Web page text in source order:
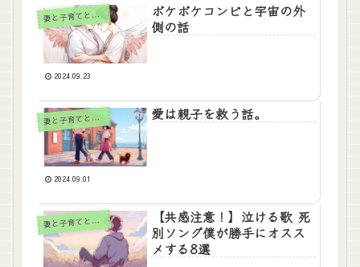
妻
と子育てと自分と
ボケボケコンビと宇宙の外
側の話
2024.09.23
妻
と子育てと自分と 愛は親子を救う話。
2024.09.01
妻
と子育てと自分と
【共感注意！】泣ける歌 死
別ソング僕が勝手にオスス
メする8選